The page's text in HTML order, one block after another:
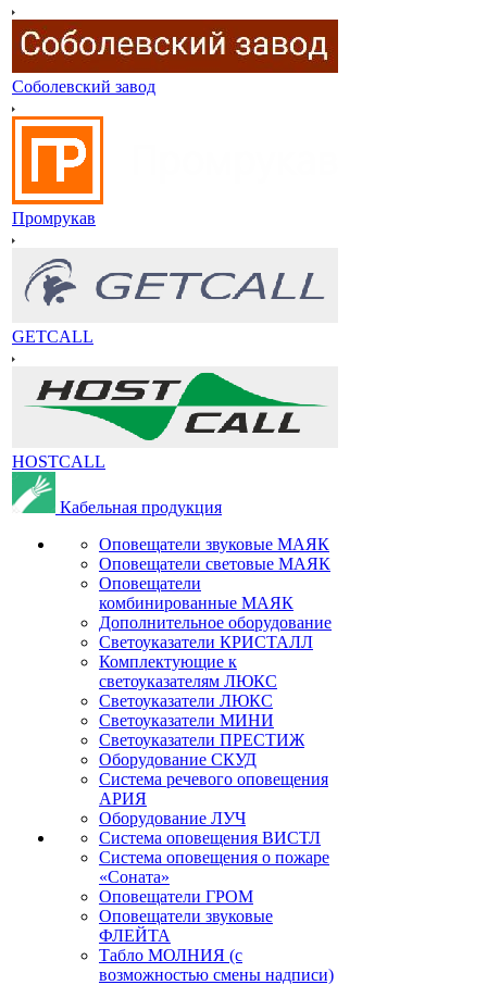
Соболевский завод
Промрукав
GETCALL
HOSTCALL
Кабельная продукция
Оповещатели звуковые МАЯК
Оповещатели световые МАЯК
Оповещатели
комбинированные МАЯК
Дополнительное оборудование
Светоуказатели КРИСТАЛЛ
Комплектующие к
светоуказателям ЛЮКС
Светоуказатели ЛЮКС
Светоуказатели МИНИ
Светоуказатели ПРЕСТИЖ
Оборудование СКУД
Система речевого оповещения
АРИЯ
Оборудование ЛУЧ
Система оповещения ВИСТЛ
Система оповещения о пожаре
«Соната»
Оповещатели ГРОМ
Оповещатели звуковые
ФЛЕЙТА
Табло МОЛНИЯ (с
возможностью смены надписи)